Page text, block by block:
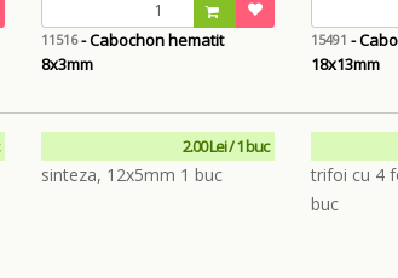
11516- Cabochon hematit
8x3mm
15491 -
18x13mm
2.00 Lei / 1 buc